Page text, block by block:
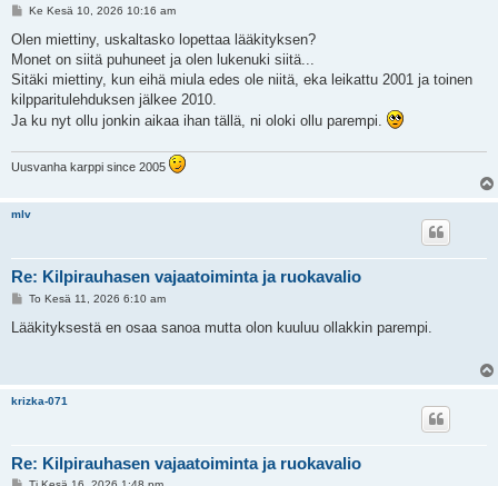
V
e
t
i
Ke Kesä 10, 2026 10:16 am
Olen miettiny, uskaltasko lopettaa lääkityksen?
Monet on siitä puhuneet ja olen lukenuki siitä...
Sitäki miettiny, kun eihä miula edes ole niitä, eka leikattu 2001 ja toinen
kilpparitulehduksen jälkee 2010.
Ja ku nyt ollu jonkin aikaa ihan tällä, ni oloki ollu parempi.
Uusvanha karppi since 2005
mlv
Re: Kilpirauhasen vajaatoiminta ja ruokavalio
V
e
To Kesä 11, 2026 6:10 am
Lääkityksestä en osaa sanoa mutta olon kuuluu ollakkin parempi.
krizka-071
Re: Kilpirauhasen vajaatoiminta ja ruokavalio
V